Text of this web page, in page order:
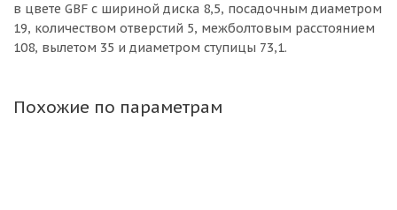
в цвете GBF с шириной диска 8,5, посадочным диаметром
19, количеством отверстий 5, межболтовым расстоянием
108, вылетом 35 и диаметром ступицы 73,1.
Похожие по параметрам